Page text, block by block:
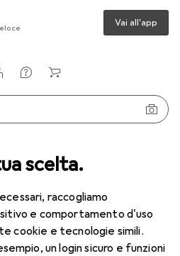
scelta.
raccogliamo
e comportamento d'uso
cookie e tecnologie simili.
un login sicuro e funzioni
Vai all'app
Accessori per circuito giocattolo
giocattolo